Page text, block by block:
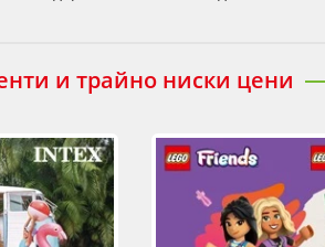
и трайно ниски цени